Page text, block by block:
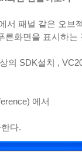
서 패널 같은 오브
른화면을 표시하는
의 SDK설치 ,
에서
다.